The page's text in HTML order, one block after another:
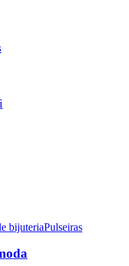
bijuteriaPulseiras